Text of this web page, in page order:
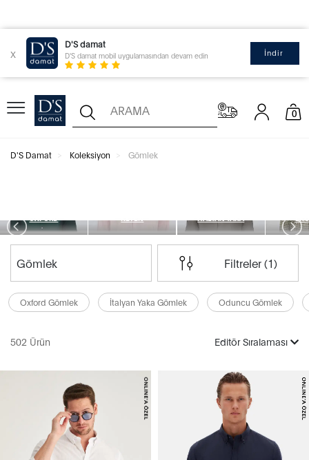
x
D'S damat
D'S damat mobil uygulamasından devam edin İndir
0
D'S Damat Koleksiyon Gömlek
Gömlek Filtreler (1)
Oxford Gömlek İtalyan Yaka Gömlek Oduncu Gömlek
502 Ürün Editör Sıralaması